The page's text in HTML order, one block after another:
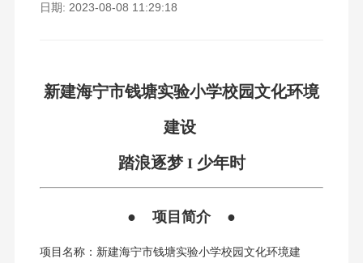
日期: 2023-08-08 11:29:18
新建海宁市钱塘实验小学校园文化环境
建设
踏浪逐梦I 少年时
● 项目简介 ●
项目名称：新建海宁市钱塘实验小学校园文化环境建